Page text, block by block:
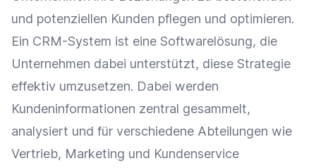
und potenziellen Kunden pflegen und optimieren.
Ein CRM-System ist eine Softwarelösung, die
Unternehmen dabei unterstützt, diese Strategie
effektiv umzusetzen. Dabei werden
Kundeninformationen zentral gesammelt,
analysiert und für verschiedene Abteilungen wie
Vertrieb, Marketing und Kundenservice